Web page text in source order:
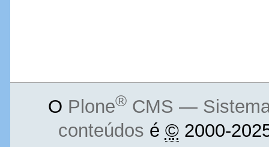
O Plone®CMS — Sistema
conteúdos é ©2000-